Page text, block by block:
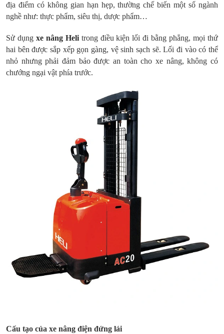
địa điểm có không gian hạn hẹp, thường chế biến một số ngành
nghề như: thực phẩm, siêu thị, dược phẩm…
Sử dụng xe nâng Helitrong điều kiện lối đi bằng phẳng, mọi thứ
hai bên được sắp xếp gọn gàng, vệ sinh sạch sẽ. Lối đi vào có thể
nhỏ nhưng phải đảm bảo được an toàn cho xe nâng, không có
chướng ngại vật phía trước.
Cấu tạo của xe nâng điện đứng lái